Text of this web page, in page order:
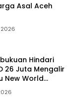
Asal Aceh
2026
Hindari
26 Juta Mengalir
New World
Uang